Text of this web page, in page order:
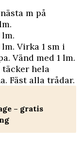
m på
lm.
Virka 1 sm i
Vänd med 1 lm.
hela
Fäst alla trådar.
– gratis